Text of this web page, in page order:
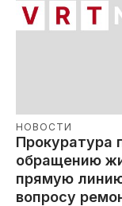
НОВОСТИ
Прокуратура
обращению
прямую
вопросу